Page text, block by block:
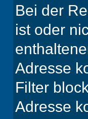
Bei der
ist oder
Adresse
Filter
Adresse